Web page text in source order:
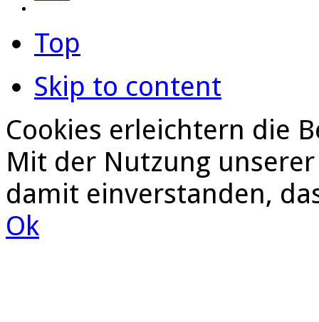
Top
Skip to content
Cookies erleichtern die
Mit der Nutzung
damit einverstanden,
Ok